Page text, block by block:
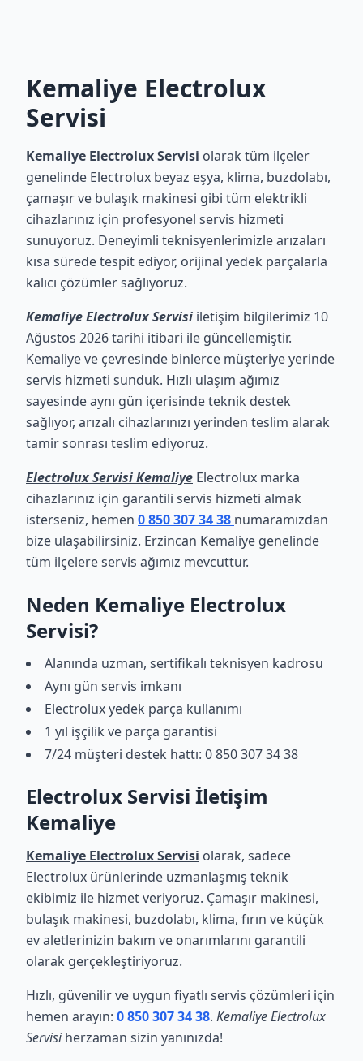
Kemaliye Electrolux
Servisi
Kemaliye Electrolux Servisi olarak tüm ilçeler
genelinde Electrolux beyaz eşya, klima, buzdolabı,
çamaşır ve bulaşık makinesi gibi tüm elektrikli
cihazlarınız için profesyonel servis hizmeti
sunuyoruz. Deneyimli teknisyenlerimizle arızaları
kısa sürede tespit ediyor, orijinal yedek parçalarla
kalıcı çözümler sağlıyoruz.
Kemaliye Electrolux Servisi iletişim bilgilerimiz 10
Ağustos 2026 tarihi itibari ile güncellemiştir.
Kemaliye ve çevresinde binlerce müşteriye yerinde
servis hizmeti sunduk. Hızlı ulaşım ağımız
sayesinde aynı gün içerisinde teknik destek
sağlıyor, arızalı cihazlarınızı yerinden teslim alarak
tamir sonrası teslim ediyoruz.
Electrolux Servisi Kemaliye Electrolux marka
cihazlarınız için garantili servis hizmeti almak
isterseniz, hemen 0 850 307 34 38 numaramızdan
bize ulaşabilirsiniz. Erzincan Kemaliye genelinde
tüm ilçelere servis ağımız mevcuttur.
Neden Kemaliye Electrolux
Servisi?
Alanında uzman, sertifikalı teknisyen kadrosu
Aynı gün servis imkanı
Electrolux yedek parça kullanımı
1 yıl işçilik ve parça garantisi
7/24 müşteri destek hattı: 0 850 307 34 38
Electrolux Servisi İletişim
Kemaliye
Kemaliye Electrolux Servisi olarak, sadece
Electrolux ürünlerinde uzmanlaşmış teknik
ekibimiz ile hizmet veriyoruz. Çamaşır makinesi,
bulaşık makinesi, buzdolabı, klima, fırın ve küçük
ev aletlerinizin bakım ve onarımlarını garantili
olarak gerçekleştiriyoruz.
Hızlı, güvenilir ve uygun fiyatlı servis çözümleri için
hemen arayın: 0 850 307 34 38. Kemaliye Electrolux
Servisiherzaman sizin yanınızda!